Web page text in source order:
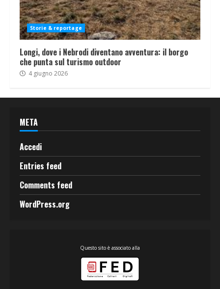
Storie & reportage
Longi, dove i Nebrodi diventano avventura: il borgo
che punta sul turismo outdoor
4 giugno 2026
META
Accedi
Entries feed
Comments feed
WordPress.org
Questo sito è associato alla